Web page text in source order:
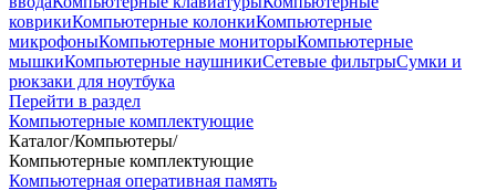
коврикиКомпьютерные колонкиКомпьютерные
микрофоныКомпьютерные мониторыКомпьютерные
мышкиКомпьютерные наушникиСетевые фильтрыСумки и
рюкзаки для ноутбука
Перейти в раздел
Компьютерные комплектующие
Каталог/Компьютеры/
Компьютерные комплектующие
Компьютерная оперативная память